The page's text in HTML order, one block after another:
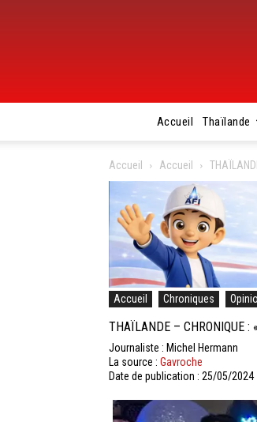
Accueil Thaïlande
Accueil Accueil
Accueil Chroniques
THAÏLANDE – CHRONIQUE :
Journaliste : Michel Hermann
La source : Gavroche
Date de publication : 25/05/2024